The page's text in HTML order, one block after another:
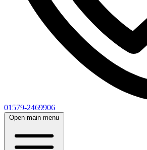
01579-2469906
Open main menu